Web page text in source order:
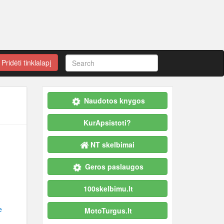
Pridėti tinklalapį
Naudotos knygos
KurApsistoti?
NT skelbimai
Geros paslaugos
100skelbimu.lt
MotoTurgus.lt